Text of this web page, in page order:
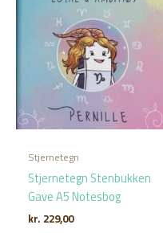
Stjernetegn
Stjernetegn Stenbukken
Gave A5 Notesbog
kr. 229,00